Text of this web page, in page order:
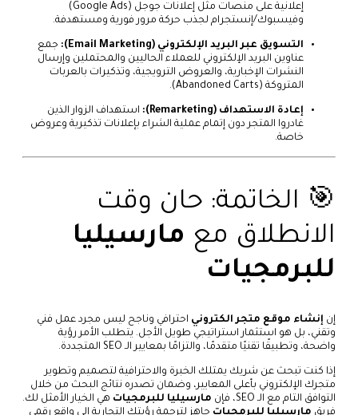
إعلانية على منصات مثل إعلانات جوجل (Google Ads)
وفيسبوك/إنستجرام لجذب حركة مرور فورية ومستهدفة.
التسويق عبر البريد الإلكتروني (Email Marketing):
جمع
عناوين البريد الإلكتروني للعملاء الحاليين والمحتملين وإرسال
النشرات الإخبارية، والعروض الترويجية، وتذكيرات بالعربات
المتروكة (Abandoned Carts).
إعادة الاستهداف (Remarketing):
استهداف الزوار الذين
غادروا المتجر دون إتمام عملية الشراء بإعلانات تذكيرية وعروض
خاصة.
🎯 الخاتمة: حان وقت
الانطلاق مع مارسيليا
للبرمجيات
إن إنشاء موقع متجر الكتروني احترافي وناجح ليس مجرد عمل فني
وتقني، بل هو استثمار استراتيجي طويل الأجل. يتطلب الأمر رؤية
واضحة، وتطبيقًا تقنيًا متقدمًا، والتزامًا بمعايير الـ SEO المتجددة.
إذا كنت تبحث عن شريك يمتلك الخبرة والاحترافية لتصميم وتطوير
متجرك الإلكتروني بأعلى المعايير، وضمان تصدره نتائج البحث من خلال
التوافق التام مع الـ SEO، فإن
مارسيليا للبرمجيات هي الخيار الأمثل لك.
فريق مارسيليا للبرمجيات جاهز لترجمة رؤيتك التجارية إلى واقع رقمي